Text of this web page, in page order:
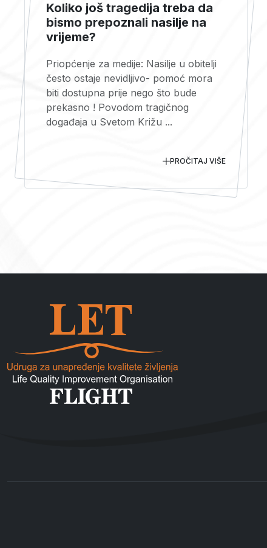
Koliko još tragedija treba da
bismo prepoznali nasilje na
vrijeme?
Priopćenje za medije: Nasilje u obitelji
često ostaje nevidljivo- pomoć mora
biti dostupna prije nego što bude
prekasno ! Povodom tragičnog
događaja u Svetom Križu ...
PROČITAJ VIŠE